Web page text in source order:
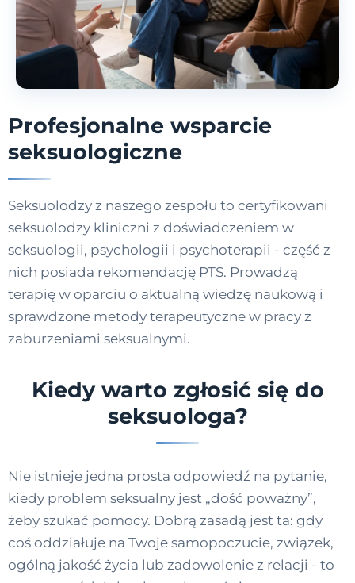
Profesjonalne wsparcie
seksuologiczne
Seksuolodzy z naszego zespołu to certyfikowani
seksuolodzy kliniczni z doświadczeniem w
seksuologii, psychologii i psychoterapii - część z
nich posiada rekomendację PTS. Prowadzą
terapię w oparciu o aktualną wiedzę naukową i
sprawdzone metody terapeutyczne w pracy z
zaburzeniami seksualnymi.
Kiedy warto zgłosić się do
seksuologa?
Nie istnieje jedna prosta odpowiedź na pytanie,
kiedy problem seksualny jest „dość poważny”,
żeby szukać pomocy. Dobrą zasadą jest ta: gdy
coś oddziałuje na Twoje samopoczucie, związek,
ogólną jakość życia lub zadowolenie z relacji - to